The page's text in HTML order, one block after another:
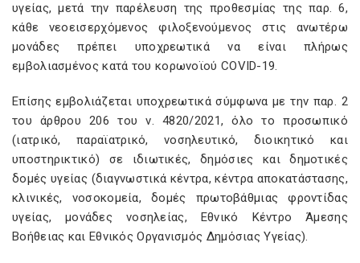
υγείας, μετά την παρέλευση της προθεσμίας της παρ. 6,
κάθε νεοεισερχόμενος φιλοξενούμενος στις ανωτέρω
μονάδες πρέπει υποχρεωτικά να είναι πλήρως
εμβολιασμένος κατά του κορωνοϊού COVID-19.
Επίσης εμβολιάζεται υποχρεωτικά σύμφωνα με την παρ. 2
του άρθρου 206 του ν. 4820/2021, όλο το προσωπικό
(ιατρικό, παραϊατρικό, νοσηλευτικό, διοικητικό και
υποστηρικτικό) σε ιδιωτικές, δημόσιες και δημοτικές
δομές υγείας (διαγνωστικά κέντρα, κέντρα αποκατάστασης,
κλινικές, νοσοκομεία, δομές πρωτοβάθμιας φροντίδας
υγείας, μονάδες νοσηλείας, Εθνικό Κέντρο Άμεσης
Βοήθειας και Εθνικός Οργανισμός Δημόσιας Υγείας).